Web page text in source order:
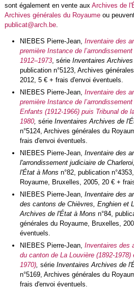
sont également en vente aux Archives de
Archives générales du Royaumeou
publicat@arch.be.
NIEBES Pierre-Jean, Inventaire des
première Instance de
1912–1973, série Inventaires
publication n°5123, Archives
2012, 5 € + frais d'envoi éventuels.
NIEBES Pierre-Jean, Inventaire des
première Instance de
Enfants (1912-1966) puis Tribunal de
1980, série Inventaires Archives de
n°5124, Archives générales du
frais d'envoi éventuels.
NIEBES Pierre-Jean, Inventaire des
l'arrondissement judiciaire de Charleroi,
l'État à Mons n°82, publication
Royaume, Bruxelles, 2005, 20 € +
NIEBES Pierre-Jean, Inventaire des
des cantons de Chièvres, Enghien et
Archives de l'État à Mons n°84,
générales du Royaume, Bruxelles,
éventuels.
NIEBES Pierre-Jean, Inventaires des
du canton de La Louvière (1892-
1970), série Inventaires Archives de
n°5169, Archives générales du
frais d'envoi éventuels.